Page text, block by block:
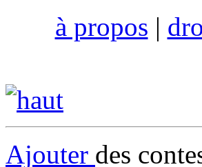
à propos |
Ajouter des